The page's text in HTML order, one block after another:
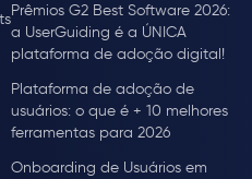
Prêmios G2 Best Software 2026:
a UserGuiding é a ÚNICA
plataforma de adoção digital!
Plataforma de adoção de
usuários: o que é + 10 melhores
ferramentas para 2026
Onboarding de Usuários em